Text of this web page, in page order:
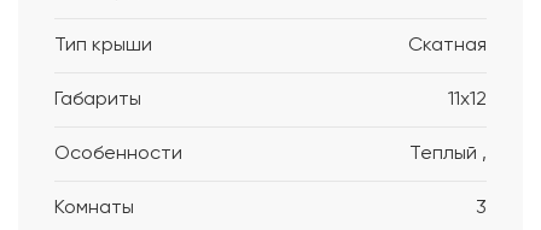
Тип крыши Скатная
Габариты 11x12
Особенности Теплый ,
Комнаты 3